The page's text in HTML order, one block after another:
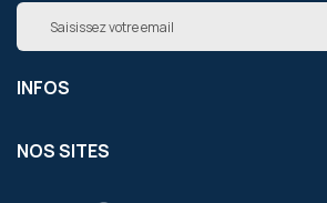
Inscription
notre
newsletter
:
INFOS
NOS SITES